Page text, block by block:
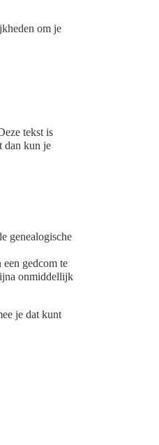
om je
tekst is
dan kun je
genealogische
gedcom te
onmiddellijk
je dat kunt